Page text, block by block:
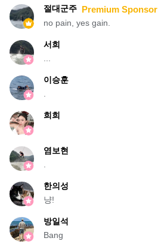
절대군주 Premium Sponsor
no pain, yes gain.
서희
이승훈
희희
염보현
한의성
냥!
방일석
Bang